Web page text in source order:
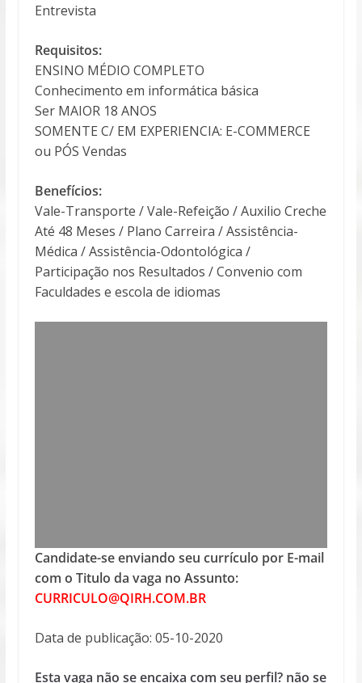
Entrevista
Requisitos:
ENSINO MÉDIO COMPLETO
Conhecimento em informática básica
Ser MAIOR 18 ANOS
SOMENTE C/ EM EXPERIENCIA: E-COMMERCE
ou PÓS Vendas
Benefícios:
Vale-Transporte / Vale-Refeição / Auxilio Creche
Até 48 Meses / Plano Carreira / Assistência-
Médica / Assistência-Odontológica /
Participação nos Resultados / Convenio com
Faculdades e escola de idiomas
Candidate-se enviando seu currículo por E-mail
com o Titulo da vaga no Assunto:
CURRICULO@QIRH.COM.BR
Data de publicação: 05-10-2020
Esta vaga não se encaixa com seu perfil? não se